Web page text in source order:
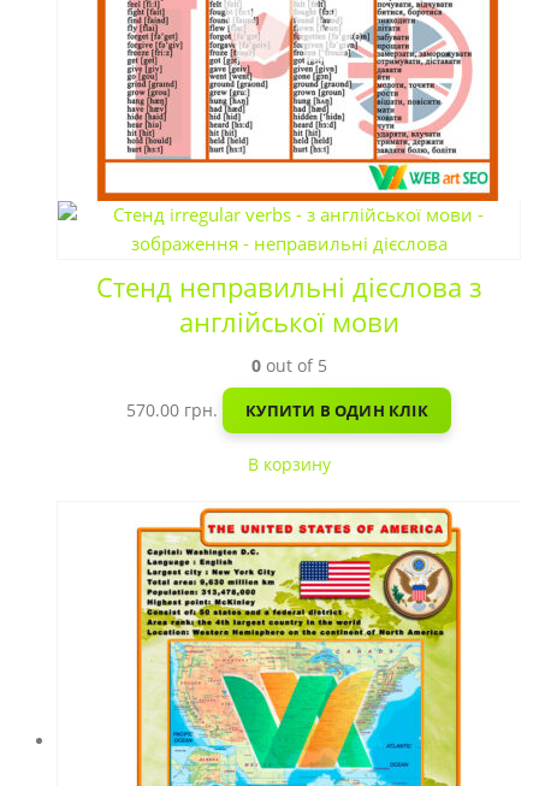
Стенд неправильні дієслова з
англійської мови
0out of 5
570.00 грн. КУПИТИ В ОДИН КЛІК
В корзину